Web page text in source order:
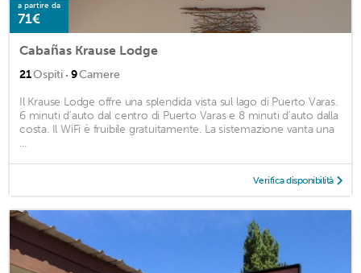
a partire da
71€
Cabañas Krause Lodge
21Ospiti · 9Camere
Il Krause Lodge offre una splendida vista sul lago di Puerto Varas.
6 minuti d'auto dal centro di Puerto Varas e 8 minuti d'auto dalla
costa. Il WiFi è fruibile gratuitamente. La sistemazione vanta una
...
Verifica disponibilità